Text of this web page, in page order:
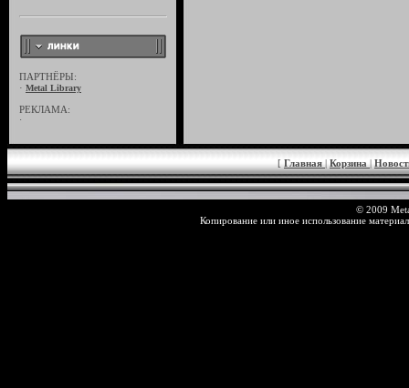
ПАРТНЁРЫ:
· Metal Library
РЕКЛАМА:
·
[ Главная | Корзина |
© 2009
Копирование или иное использование